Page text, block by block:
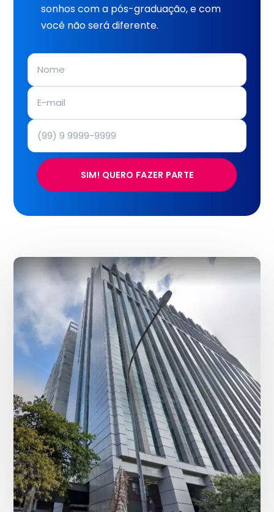
sonhos com a pós-graduação, e com
você não será diferente.
SIM! QUERO FAZER PARTE